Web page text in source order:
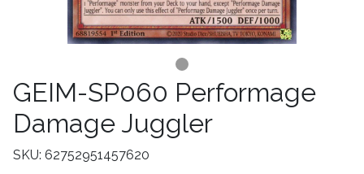
GEIM-SP060 Performage
Damage Juggler
SKU: 62752951457620